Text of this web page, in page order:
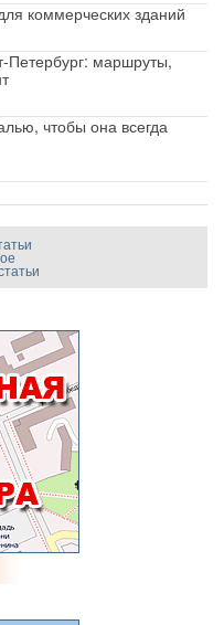
коммерческих зданий
Петербург: маршруты,
чтобы она всегда